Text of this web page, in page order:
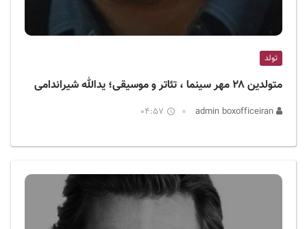
تولد
متولدین ۲۸ مهر سینما ، تئاتر و موسیقی؛ یدالله شیراندامی
04:57